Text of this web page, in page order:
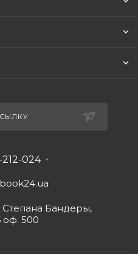
024
Степана Бандеры,
оф. 500